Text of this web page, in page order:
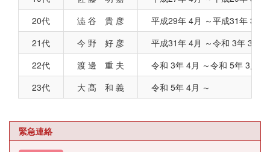
20代
澁 谷 貴 彦
平成29年 4月 ～平成31年 3
21代
今 野 好 彦
平成31年 4月 ～令和 3年 3月
22代
渡 邊 重 夫
令和 3年 4月 ～令和 5年 3月
23代
大 髙 和 義 令和 5年 4月 ～
緊急連絡